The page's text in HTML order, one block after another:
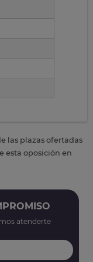
las plazas ofertadas
esta oposición en
atenderte